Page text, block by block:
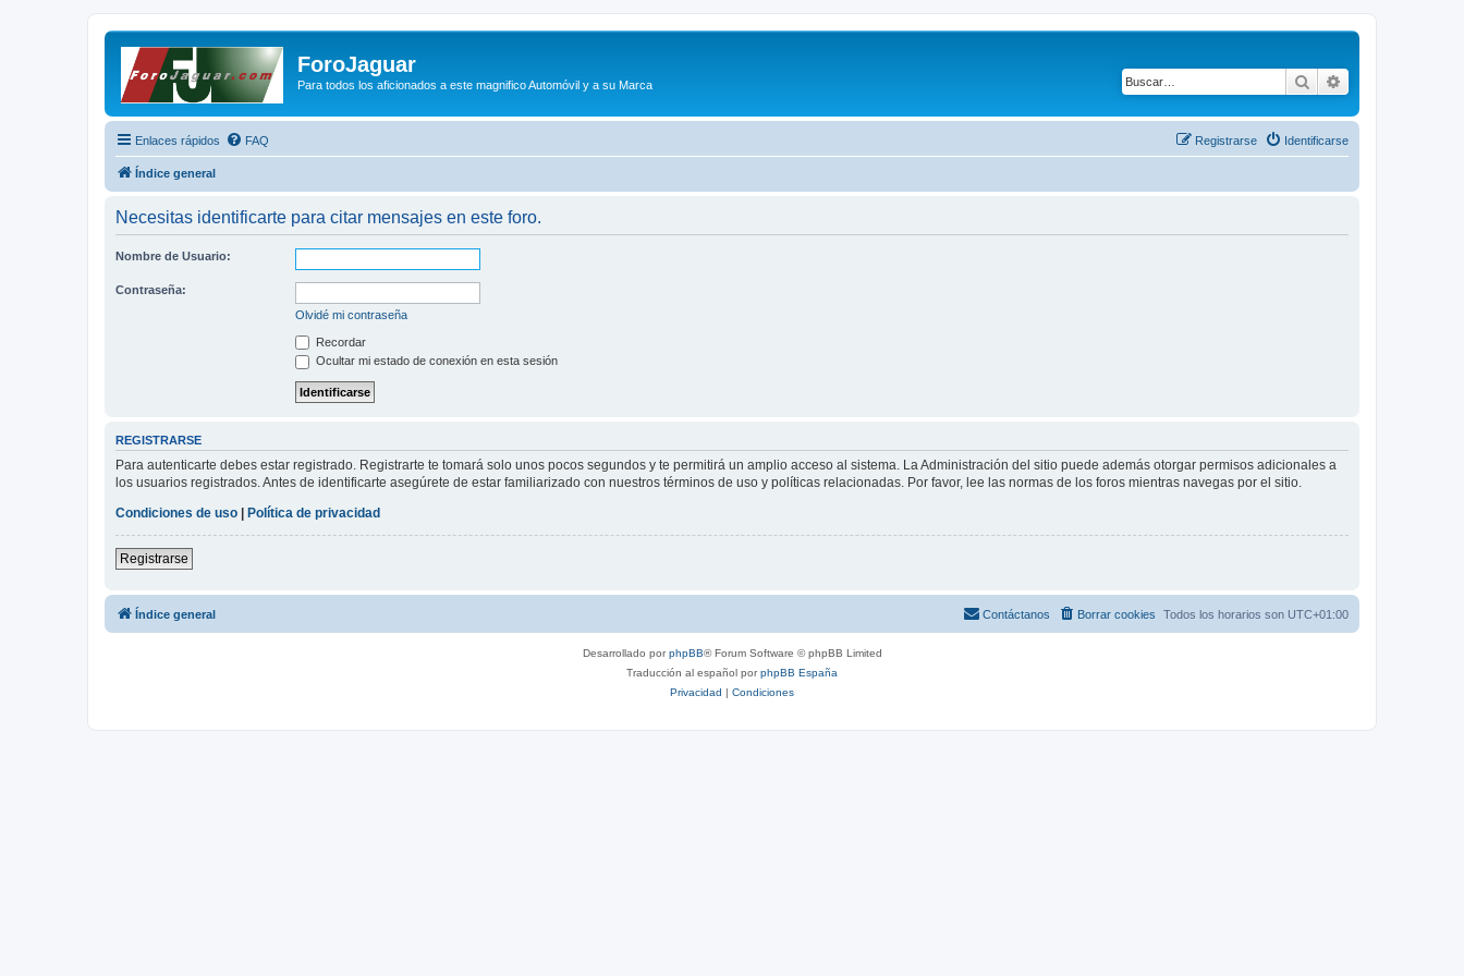
ForoJaguar
Para todos los aficionados a este magnifico Automóvil y a su Marca Buscar
Enlaces rápidos FAQ Identificarse
Registrarse
Índice general
Necesitas identificarte para citar mensajes en este foro.
Nombre de Usuario:
Contraseña:
Olvidé mi contraseña
Recordar
Ocultar mi estado de conexión en esta sesión
REGISTRARSE
Para autenticarte debes estar registrado. Registrarte te tomará solo unos pocos segundos y te permitirá un amplio acceso al sistema. La Administración del sitio puede además otorgar permisos adicionales a
los usuarios registrados. Antes de identificarte asegúrete de estar familiarizado con nuestros términos de uso y políticas relacionadas. Por favor, lee las normas de los foros mientras navegas por el sitio.
Condiciones de uso
Política de privacidad
Registrarse
Índice general Todos los horarios son UTC+01:00
Borrar cookies
Contáctanos
Desarrollado porphpBB® Forum Software © phpBB Limited
Traducción al español porphpBB España
Privacidad | Condiciones